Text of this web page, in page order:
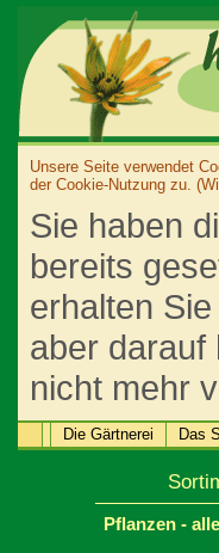
Unsere Seite verwendet
der Cookie-Nutzung zu.
Sie haben
bereits
erhalten
aber darauf
nicht mehr
Die Gärtnerei Das
Pflanzen -